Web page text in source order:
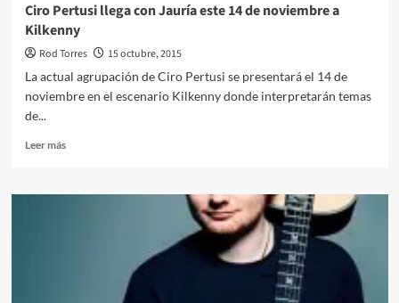
Ciro Pertusi llega con Jauría este 14 de noviembre a
Kilkenny
Rod Torres
15 octubre, 2015
La actual agrupación de Ciro Pertusi se presentará el 14 de
noviembre en el escenario Kilkenny donde interpretarán temas
de...
Leer másLeer
Ciro